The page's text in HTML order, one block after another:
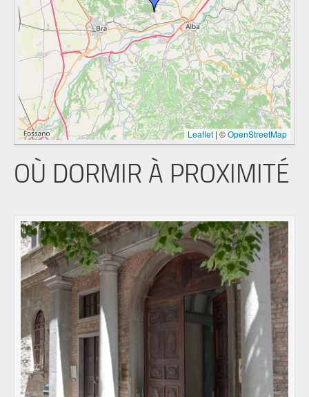
Leaflet | ©OpenStreetMap
OÙ DORMIR À PROXIMITÉ